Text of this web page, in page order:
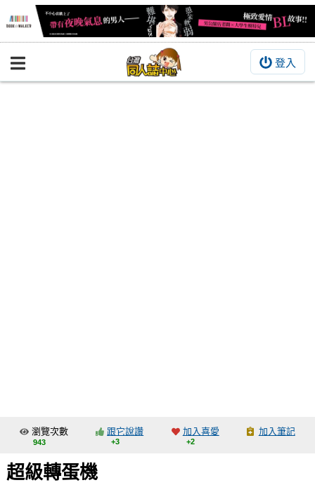
登入
BOOKY書集倉庫
交流中心
攤位轉讓區
瀏覽次數
943
跟它說讚
+3
加入喜愛
+2
加入筆記
超級轉蛋機